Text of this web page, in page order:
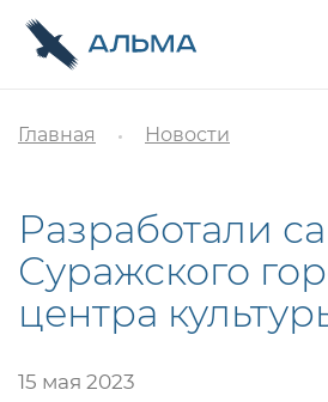
Главная Новости
Разработали
Суражского
центра
15 мая 2023